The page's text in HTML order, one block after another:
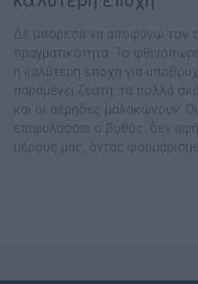
∆ε µπόρεσα να αποφύγω τον
πραγματικότητα. Το
η καλύτερη εποχή για
παραµένει ζεστή, τα πολλά
και οι αέρηδες µαλακώνουν.
επιφυλάσσει ο βυθός, δεν
µέρους µας, όντας